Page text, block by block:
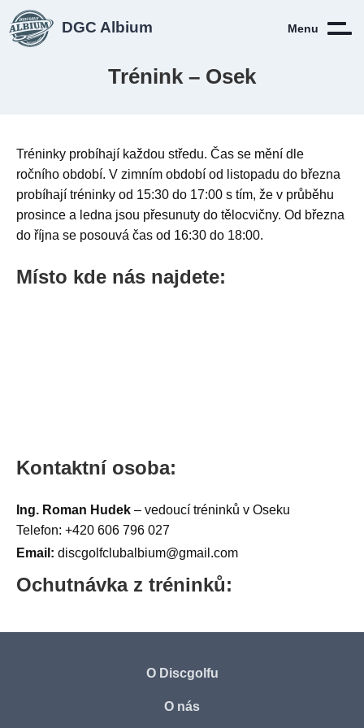
DGC Albium Menu
Trénink – Osek
Tréninky probíhají každou středu. Čas se mění dle
ročního období. V zimním období od listopadu do března
probíhají tréninky od 15:30 do 17:00 s tím, že v průběhu
prosince a ledna jsou přesunuty do tělocvičny. Od března
do října se posouvá čas od 16:30 do 18:00.
Místo kde nás najdete:
Kontaktní osoba:
Ing. Roman Hudek – vedoucí tréninků v Oseku
Telefon: +420 606 796 027
Email: discgolfclubalbium@gmail.com
Ochutnávka z tréninků:
O Discgolfu
O nás